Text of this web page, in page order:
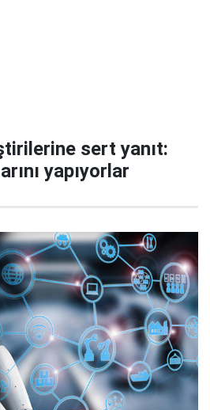
sert yanıt:
yapıyorlar